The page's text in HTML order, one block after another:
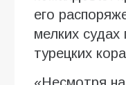
его
мелких
турецких